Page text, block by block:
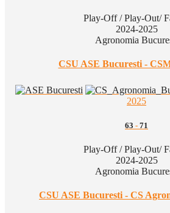
Play-Off / Play-Out/
2024-2025
Agronomia
CSU ASE Bucuresti -
2025
63 - 71
Play-Off / Play-Out/
2024-2025
Agronomia
CSU ASE Bucuresti - CS